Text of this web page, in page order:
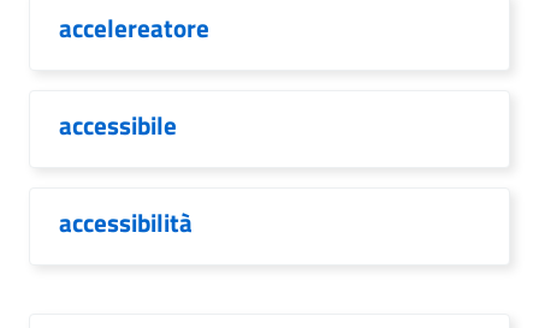
accelereatore
accessibile
accessibilità